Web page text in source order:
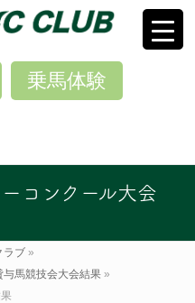
乗馬体験
コンクール大会
ラブ »
与馬競技会大会結果 »